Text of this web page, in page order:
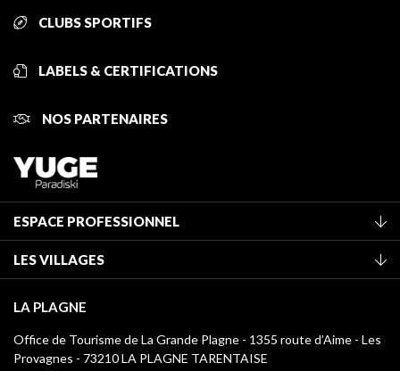
CLUBS SPORTIFS
LABELS & CERTIFICATIONS
NOS PARTENAIRES
ESPACE PROFESSIONNEL
Classement des meublés
Taxe de séjour
Médiathèque
Logos La Plagne
LES VILLAGES
Champagny-en-Vanoise
Montchavin - Les Coches
LA PLAGNE
Office de Tourisme de La Grande Plagne - 1355 route d’Aime - Les
Provagnes - 73210 LA PLAGNE TARENTAISE